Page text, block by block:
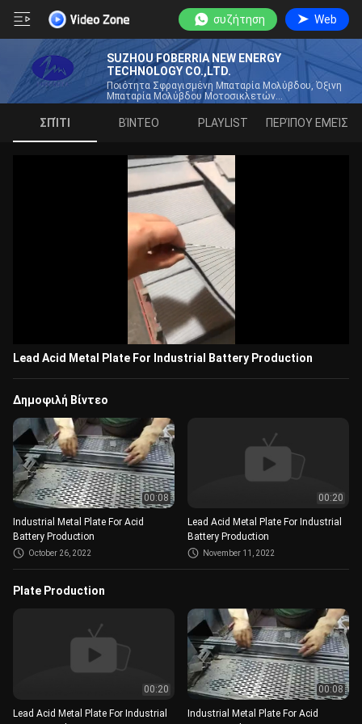
συζήτηση Web
SUZHOU FOBERRIA NEW ENERGY
TECHNOLOGY CO.,LTD.
Ποιότητα Σφραγισμένη Μπαταρία Μολύβδου, Όξινη
Μπαταρία Μολύβδου Μοτοσικλετών
Κατασκευαστής Από Την Κίνα
ΣΠΊΤΙ ΒΊΝΤΕΟ PLAYLIST ΠΕΡΊΠΟΥ ΕΜΕΊΣ
Lead Acid Metal Plate For Industrial Battery Production
Δημοφιλή Βίντεο
00:08
Industrial Metal Plate For Acid
Battery Production
October 26, 2022
00:20
Lead Acid Metal Plate For Industrial
Battery Production
November 11, 2022
Plate Production
00:20
Lead Acid Metal Plate For Industrial
00:08
Industrial Metal Plate For Acid